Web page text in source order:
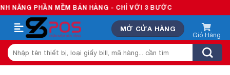
Skip
to
content
MỀM BÁN HÀNG - CHỈ VỚI 3 BƯỚC
MỞ CỬA HÀNG
Tìm
kiếm: